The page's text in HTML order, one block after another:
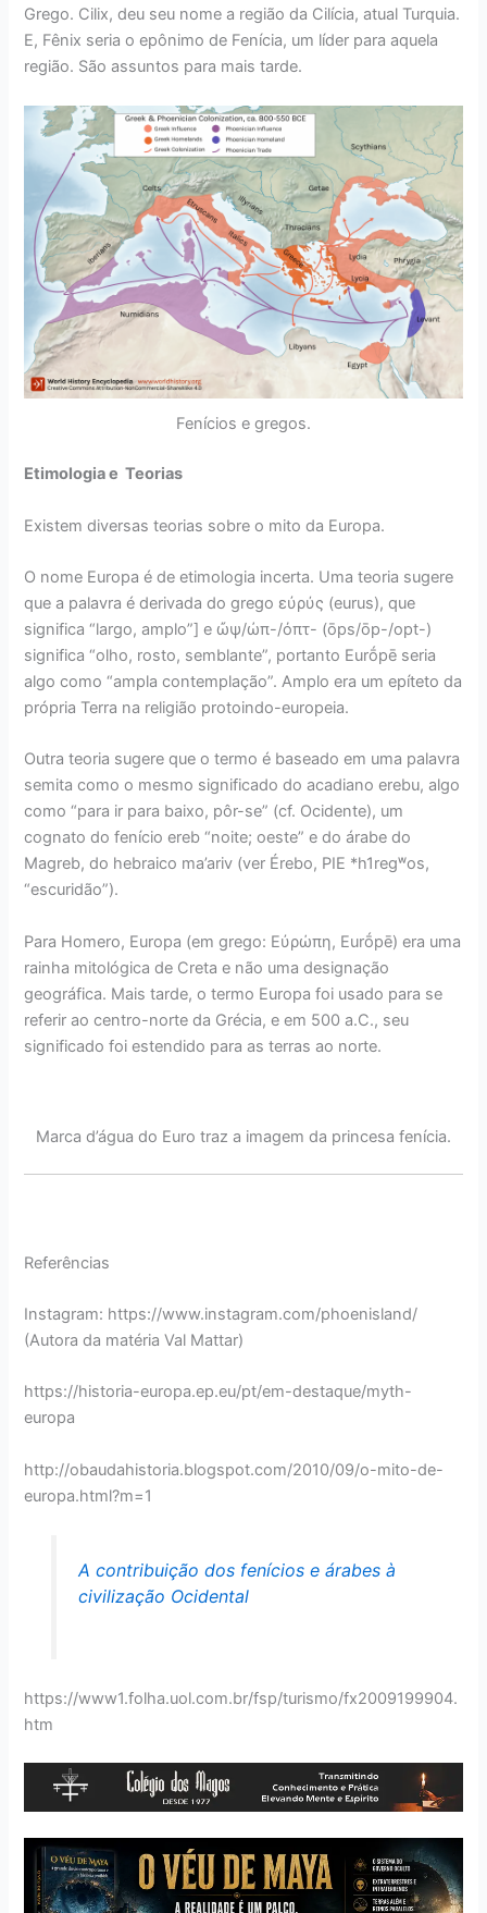
Grego. Cilix, deu seu nome a região da Cilícia, atual Turquia.
E, Fênix seria o epônimo de Fenícia, um líder para aquela
região. São assuntos para mais tarde.
Fenícios e gregos.
Etimologia e Teorias
Existem diversas teorias sobre o mito da Europa.
O nome Europa é de etimologia incerta. Uma teoria sugere
que a palavra é derivada do grego εὐρύς (eurus), que
significa “largo, amplo”] e ὤψ/ὠπ-/ὀπτ- (ōps/ōp-/opt-)
significa “olho, rosto, semblante”, portanto Eurṓpē seria
algo como “ampla contemplação”. Amplo era um epíteto da
própria Terra na religião protoindo-europeia.
Outra teoria sugere que o termo é baseado em uma palavra
semita como o mesmo significado do acadiano erebu, algo
como “para ir para baixo, pôr-se” (cf. Ocidente), um
cognato do fenício ereb “noite; oeste” e do árabe do
Magreb, do hebraico ma’ariv (ver Érebo, PIE *h1regʷos,
“escuridão”).
Para Homero, Europa (em grego: Εὐρώπη, Eurṓpē) era uma
rainha mitológica de Creta e não uma designação
geográfica. Mais tarde, o termo Europa foi usado para se
referir ao centro-norte da Grécia, e em 500 a.C., seu
significado foi estendido para as terras ao norte.
Marca d’água do Euro traz a imagem da princesa fenícia.
Referências
Instagram: https://www.instagram.com/phoenisland/
(Autora da matéria Val Mattar)
https://historia-europa.ep.eu/pt/em-destaque/myth-
europa
http://obaudahistoria.blogspot.com/2010/09/o-mito-de-
europa.html?m=1
A contribuição dos fenícios e árabes à
civilização Ocidental
https://www1.folha.uol.com.br/fsp/turismo/fx2009199904.
htm